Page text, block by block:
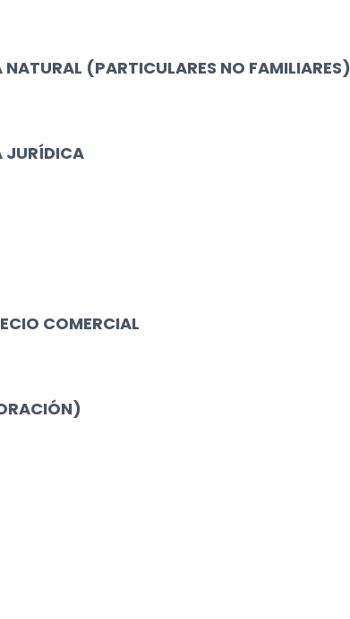
(PARTICULARES NO FAMILIARES)
JURÍDICA
COMERCIAL